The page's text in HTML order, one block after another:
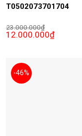
T0502073701704
23.000.000₫
Giá
gốc
12.000.000₫Giá
-46%